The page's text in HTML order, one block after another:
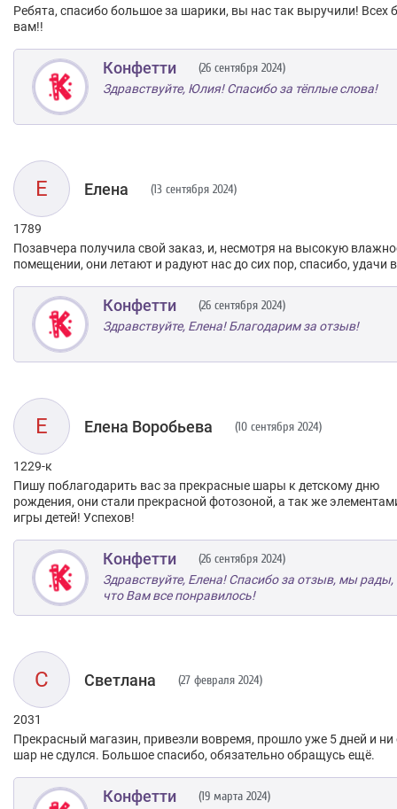
Ребята, спасибо большое за шарики, вы нас так выручили! Всех
вам!!
Конфетти (26 сентября 2024)
Здравствуйте, Юлия! Спасибо за тёплые слова!
Е Елена (13 сентября 2024)
1789
Позавчера получила свой заказ, и, несмотря на высокую
помещении, они летают и радуют нас до сих пор, спасибо, удачи
Конфетти (26 сентября 2024)
Здравствуйте, Елена! Благодарим за отзыв!
Е Елена Воробьева (10 сентября 2024)
1229-к
Пишу поблагодарить вас за прекрасные шары к детскому дню
рождения, они стали прекрасной фотозоной, а так же
игры детей! Успехов!
Конфетти (26 сентября 2024)
Здравствуйте, Елена! Спасибо за отзыв, мы рады,
что Вам все понравилось!
С Светлана (27 февраля 2024)
2031
Прекрасный магазин, привезли вовремя, прошло уже 5 дней и ни
шар не сдулся. Большое спасибо, обязательно обращусь ещё.
Конфетти (19 марта 2024)